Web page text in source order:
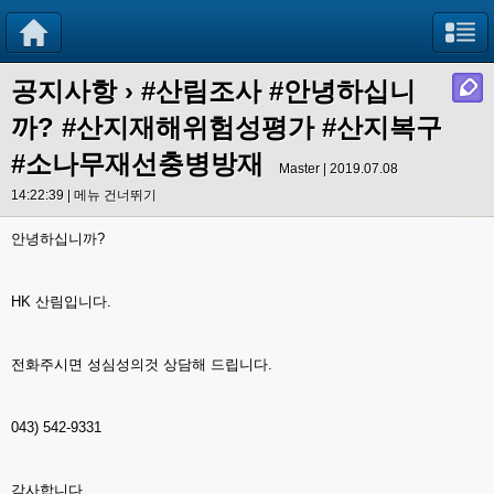
공지사항› #산림조사 #안녕하십니
까? #산지재해위험성평가 #산지복구
#소나무재선충병방재
Master | 2019.07.08
14:22:39 | 메뉴 건너뛰기
안녕하십니까?
HK 산림입니다.
전화주시면 성심성의것 상담해 드립니다.
043) 542-9331
감사합니다.